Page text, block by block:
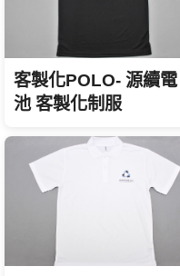
客製化POLO- 源續電
池 客製化制服